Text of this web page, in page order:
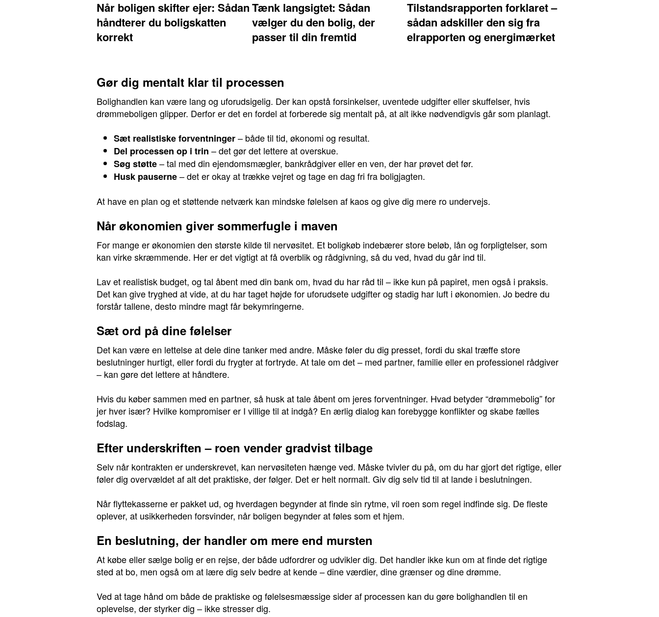
Når boligen skifter ejer: Sådan
håndterer du boligskatten
korrekt
Tænk langsigtet: Sådan
vælger du den bolig, der
passer til din fremtid
Tilstandsrapporten forklaret –
sådan adskiller den sig fra
elrapporten og energimærket
Gør dig mentalt klar til processen
Bolighandlen kan være lang og uforudsigelig. Der kan opstå forsinkelser, uventede udgifter eller skuffelser, hvis
drømmeboligen glipper. Derfor er det en fordel at forberede sig mentalt på, at alt ikke nødvendigvis går som planlagt.
Sæt realistiske forventninger– både til tid, økonomi og resultat.
Del processen op i trin – det gør det lettere at overskue.
Søg støtte– tal med din ejendomsmægler, bankrådgiver eller en ven, der har prøvet det før.
Husk pauserne– det er okay at trække vejret og tage en dag fri fra boligjagten.
At have en plan og et støttende netværk kan mindske følelsen af kaos og give dig mere ro undervejs.
Når økonomien giver sommerfugle i maven
For mange er økonomien den største kilde til nervøsitet. Et boligkøb indebærer store beløb, lån og forpligtelser, som
kan virke skræmmende. Her er det vigtigt at få overblik og rådgivning, så du ved, hvad du går ind til.
Lav et realistisk budget, og tal åbent med din bank om, hvad du har råd til – ikke kun på papiret, men også i praksis.
Det kan give tryghed at vide, at du har taget højde for uforudsete udgifter og stadig har luft i økonomien. Jo bedre du
forstår tallene, desto mindre magt får bekymringerne.
Sæt ord på dine følelser
Det kan være en lettelse at dele dine tanker med andre. Måske føler du dig presset, fordi du skal træffe store
beslutninger hurtigt, eller fordi du frygter at fortryde. At tale om det – med partner, familie eller en professionel rådgiver
– kan gøre det lettere at håndtere.
Hvis du køber sammen med en partner, så husk at tale åbent om jeres forventninger. Hvad betyder “drømmebolig” for
jer hver især? Hvilke kompromiser er I villige til at indgå? En ærlig dialog kan forebygge konflikter og skabe fælles
fodslag.
Efter underskriften – roen vender gradvist tilbage
Selv når kontrakten er underskrevet, kan nervøsiteten hænge ved. Måske tvivler du på, om du har gjort det rigtige, eller
føler dig overvældet af alt det praktiske, der følger. Det er helt normalt. Giv dig selv tid til at lande i beslutningen.
Når flyttekasserne er pakket ud, og hverdagen begynder at finde sin rytme, vil roen som regel indfinde sig. De fleste
oplever, at usikkerheden forsvinder, når boligen begynder at føles som et hjem.
En beslutning, der handler om mere end mursten
At købe eller sælge bolig er en rejse, der både udfordrer og udvikler dig. Det handler ikke kun om at finde det rigtige
sted at bo, men også om at lære dig selv bedre at kende – dine værdier, dine grænser og dine drømme.
Ved at tage hånd om både de praktiske og følelsesmæssige sider af processen kan du gøre bolighandlen til en
oplevelse, der styrker dig – ikke stresser dig.